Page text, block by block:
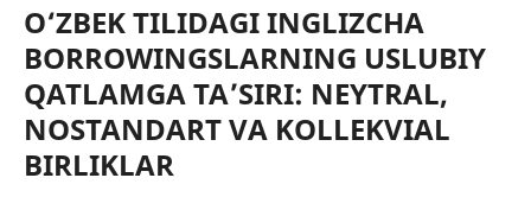
O‘ZBEK TILIDAGI INGLIZCHA
BORROWINGSLARNING USLUBIY
QATLAMGA TA’SIRI: NEYTRAL,
NOSTANDART VA KOLLEKVIAL
BIRLIKLAR